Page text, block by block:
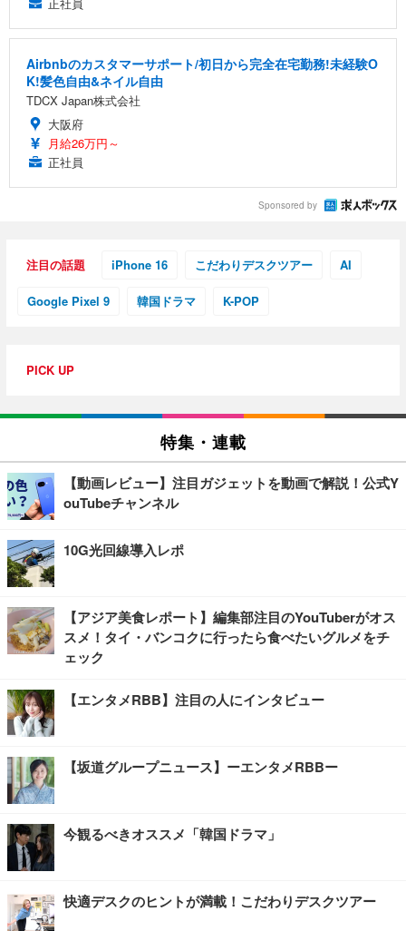
Airbnbのカスタマーサポート/初日から完全在宅勤務!未経験O
K!髪色自由&ネイル自由
TDCX Japan株式会社
大阪府
月給26万円～
正社員
Sponsored by
注目の話題 iPhone 16 こだわりデスクツアー AI
Google Pixel 9 韓国ドラマ K-POP
PICK UP
特集・連載
【動画レビュー】注目ガジェットを動画で解説！公式Y
ouTubeチャンネル
10G光回線導入レポ
【アジア美食レポート】編集部注目のYouTuberがオス
スメ！タイ・バンコクに行ったら食べたいグルメをチ
ェック
【エンタメRBB】注目の人にインタビュー
【坂道グループニュース】ーエンタメRBBー
今観るべきオススメ「韓国ドラマ」
快適デスクのヒントが満載！こだわりデスクツアー